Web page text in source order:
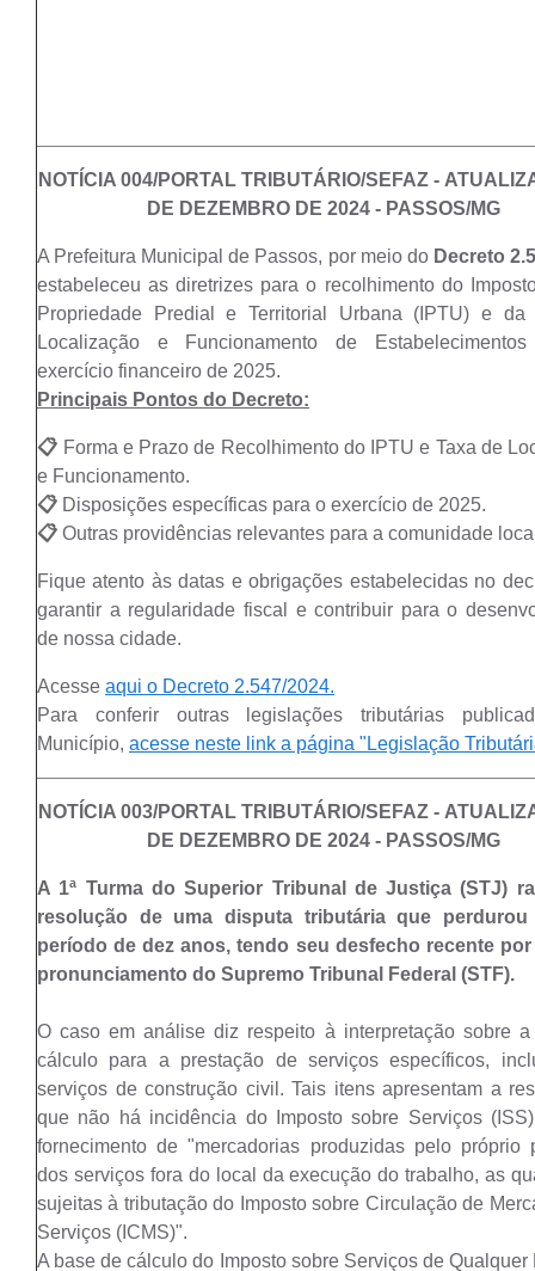
NOTÍCIA 004/PORTAL TRIBUTÁRIO/SEFAZ -
DE DEZEMBRO DE 2024 - PASSOS/MG
A Prefeitura Municipal de Passos, por meio do Decreto
estabeleceu as diretrizes para o recolhimento do
Propriedade Predial e Territorial Urbana (IPTU) e da
Localização e Funcionamento de
exercício financeiro de 2025.
Principais Pontos do Decreto:
📋 Forma e Prazo de Recolhimento do IPTU e Taxa de
e Funcionamento.
📋 Disposições específicas para o exercício de 2025.
📋 Outras providências relevantes para a comunidade
Fique atento às datas e obrigações estabelecidas no
garantir a regularidade fiscal e contribuir para o
de nossa cidade.
Acesse aqui o Decreto 2.547/2024.
Para ​conferir outras legislações tributárias
Município, acesse neste link a página "Legislação
NOTÍCIA 003/PORTAL TRIBUTÁRIO/SEFAZ -
DE DEZEMBRO DE 2024 - PASSOS/MG
A 1ª Turma do Superior Tribunal de Justiça (STJ)
resolução de uma disputa tributária que
período de dez anos, tendo seu desfecho recente
pronunciamento do Supremo Tribunal Federal (STF).
O caso em análise diz respeito à interpretação sobre
cálculo para a prestação de serviços específicos,
serviços de construção civil. Tais itens apresentam a
que não há incidência do Imposto sobre Serviços
fornecimento de "mercadorias produzidas pelo próprio
dos serviços fora do local da execução do trabalho, as
sujeitas à tributação do Imposto sobre Circulação de
Serviços (ICMS)".
A base de cálculo do Imposto sobre Serviços de Qualquer